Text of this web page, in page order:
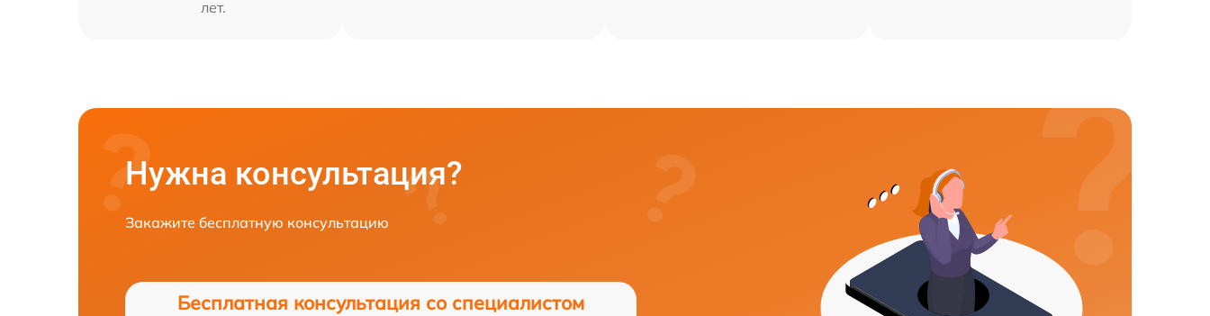
лет.
Нужна консультация?
Закажите бесплатную консультацию
Бесплатная консультация со специалистом